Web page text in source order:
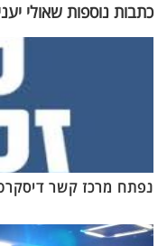
כתבות נוספות שאולי
נפתח מרכז קשר